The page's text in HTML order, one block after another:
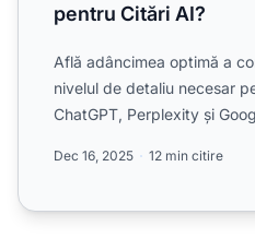
pentru Citări AI?
Află adâncimea optimă a
nivelul de detaliu necesar
ChatGPT, Perplexity și
Dec 16, 2025 12 min citire